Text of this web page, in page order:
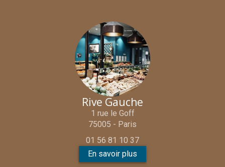
Rive Gauche
1 rue le Goff
75005 - Paris
01 56 81 10 37
En savoir plus